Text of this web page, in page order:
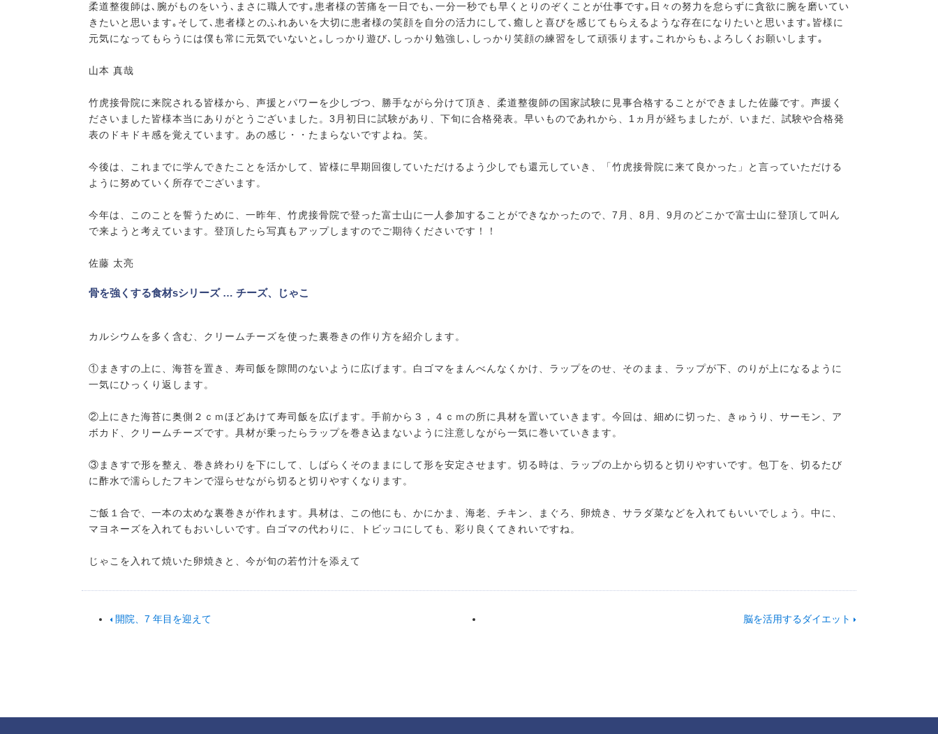
柔道整復師は､腕がものをいう､まさに職人です｡患者様の苦痛を一日でも､一分一秒でも早くとりのぞくことが仕事です｡日々の努力を怠らずに貪欲に腕を磨いてい
きたいと思います｡そして､患者様とのふれあいを大切に患者様の笑顔を自分の活力にして､癒しと喜びを感じてもらえるような存在になりたいと思います｡皆様に
元気になってもらうには僕も常に元気でいないと｡しっかり遊び､しっかり勉強し､しっかり笑顔の練習をして頑張ります｡これからも､よろしくお願いします｡
山本 真哉
竹虎接骨院に来院される皆様から、声援とパワーを少しづつ、勝手ながら分けて頂き、柔道整復師の国家試験に見事合格することができました佐藤です。声援く
ださいました皆様本当にありがとうございました。3月初日に試験があり、下旬に合格発表。早いものであれから、1ヵ月が経ちましたが、いまだ、試験や合格発
表のドキドキ感を覚えています。あの感じ・・たまらないですよね。笑。
今後は、これまでに学んできたことを活かして、皆様に早期回復していただけるよう少しでも還元していき、「竹虎接骨院に来て良かった」と言っていただける
ように努めていく所存でございます。
今年は、このことを誓うために、一昨年、竹虎接骨院で登った富士山に一人参加することができなかったので、7月、8月、9月のどこかで富士山に登頂して叫ん
で来ようと考えています。登頂したら写真もアップしますのでご期待くださいです！！
佐藤 太亮
骨を強くする食材sシリーズ … チーズ、じゃこ
カルシウムを多く含む、クリームチーズを使った裏巻きの作り方を紹介します。
①まきすの上に、海苔を置き、寿司飯を隙間のないように広げます。白ゴマをまんべんなくかけ、ラップをのせ、そのまま、ラップが下、のりが上になるように
一気にひっくり返します。
②上にきた海苔に奥側２ｃｍほどあけて寿司飯を広げます。手前から３，４ｃｍの所に具材を置いていきます。今回は、細めに切った、きゅうり、サーモン、ア
ボカド、クリームチーズです。具材が乗ったらラップを巻き込まないように注意しながら一気に巻いていきます。
③まきすで形を整え、巻き終わりを下にして、しばらくそのままにして形を安定させます。切る時は、ラップの上から切ると切りやすいです。包丁を、切るたび
に酢水で濡らしたフキンで湿らせながら切ると切りやすくなります。
ご飯１合で、一本の太めな裏巻きが作れます。具材は、この他にも、かにかま、海老、チキン、まぐろ、卵焼き、サラダ菜などを入れてもいいでしょう。中に、
マヨネーズを入れてもおいしいです。白ゴマの代わりに、トビッコにしても、彩り良くてきれいですね。
じゃこを入れて焼いた卵焼きと、今が旬の若竹汁を添えて
開院、7 年目を迎えて 脳を活用するダイエット